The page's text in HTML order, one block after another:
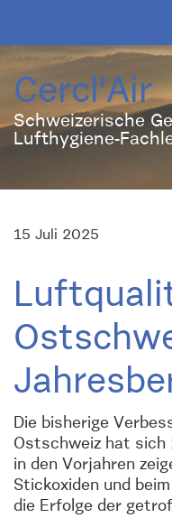
Cercl'Air
Schweizerische
Lufthygiene-
15 Juli 2025
Die bisherige
Ostschweiz hat
in den Vorjahren
Stickoxiden und
die Erfolge der